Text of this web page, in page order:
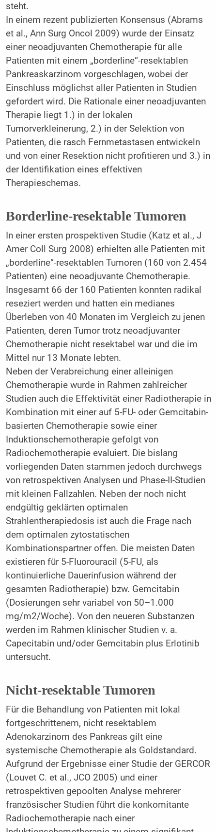
steht.
In einem rezent publizierten Konsensus (Abrams
et al., Ann Surg Oncol 2009) wurde der Einsatz
einer neoadjuvanten Chemotherapie für alle
Patienten mit einem „borderline“-resektablen
Pankreaskarzinom vorgeschlagen, wobei der
Einschluss möglichst aller Patienten in Studien
gefordert wird. Die Rationale einer neoadjuvanten
Therapie liegt 1.) in der lokalen
Tumorverkleinerung, 2.) in der Selektion von
Patienten, die rasch Fernmetastasen entwickeln
und von einer Resektion nicht profitieren und 3.) in
der Identifikation eines effektiven
Therapieschemas.
Borderline-resektable Tumoren
In einer ersten prospektiven Studie (Katz et al., J
Amer Coll Surg 2008) erhielten alle Patienten mit
„borderline“-resektablen Tumoren (160 von 2.454
Patienten) eine neoadjuvante Chemotherapie.
Insgesamt 66 der 160 Patienten konnten radikal
reseziert werden und hatten ein medianes
Überleben von 40 Monaten im Vergleich zu jenen
Patienten, deren Tumor trotz neoadjuvanter
Chemotherapie nicht resektabel war und die im
Mittel nur 13 Monate lebten.
Neben der Verabreichung einer alleinigen
Chemotherapie wurde in Rahmen zahlreicher
Studien auch die Effektivität einer Radiotherapie in
Kombination mit einer auf 5-FU- oder Gemcitabin-
basierten Chemotherapie sowie einer
Induktionschemotherapie gefolgt von
Radiochemotherapie evaluiert. Die bislang
vorliegenden Daten stammen jedoch durchwegs
von retrospektiven Analysen und Phase-II-Studien
mit kleinen Fallzahlen. Neben der noch nicht
endgültig geklärten optimalen
Strahlentherapiedosis ist auch die Frage nach
dem optimalen zytostatischen
Kombinationspartner offen. Die meisten Daten
existieren für 5-Fluorouracil (5-FU, als
kontinuierliche Dauerinfusion während der
gesamten Radiotherapie) bzw. Gemcitabin
(Dosierungen sehr variabel von 50–1.000
mg/m2/Woche). Von den neueren Substanzen
werden im Rahmen klinischer Studien v. a.
Capecitabin und/oder Gemcitabin plus Erlotinib
untersucht.
Nicht-resektable Tumoren
Für die Behandlung von Patienten mit lokal
fortgeschrittenem, nicht resektablem
Adenokarzinom des Pankreas gilt eine
systemische Chemotherapie als Goldstandard.
Aufgrund der Ergebnisse einer Studie der GERCOR
(Louvet C. et al., JCO 2005) und einer
retrospektiven gepoolten Analyse mehrerer
französischer Studien führt die konkomitante
Radiochemotherapie nach einer